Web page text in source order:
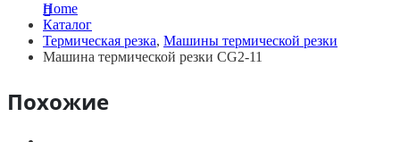
Home
Каталог
Термическая резка, Машины термической резки
Машина термической резки CG2-11
Похожие